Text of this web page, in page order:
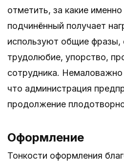
отметить, за какие именно
подчинённый получает
используют общие фразы,
трудолюбие, упорство,
сотрудника.
что администрация
продолжение
Оформление
Тонкости оформления